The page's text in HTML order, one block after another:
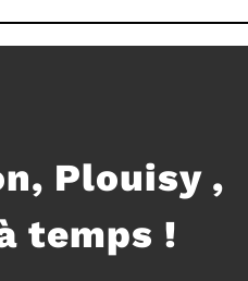
Plouisy ,
temps !